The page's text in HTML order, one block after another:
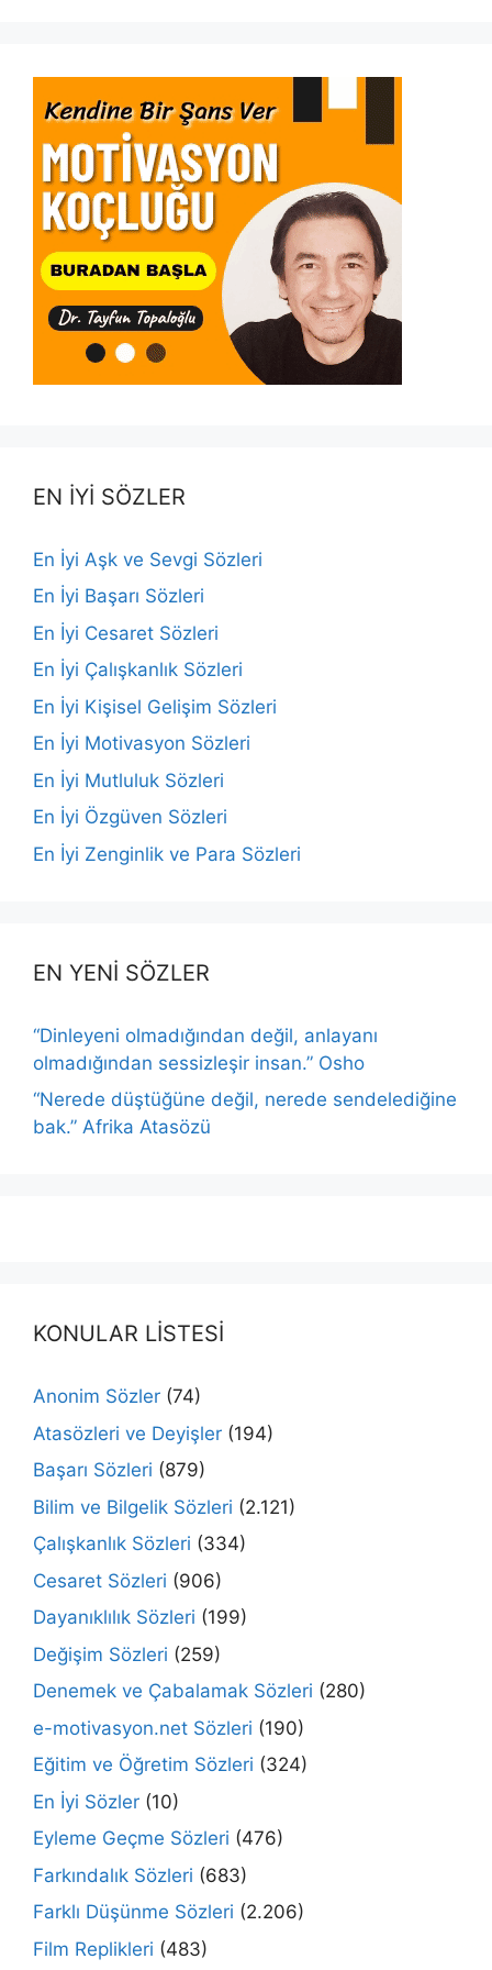
EN İYİ SÖZLER
En İyi Aşk ve Sevgi Sözleri
En İyi Başarı Sözleri
En İyi Cesaret Sözleri
En İyi Çalışkanlık Sözleri
En İyi Kişisel Gelişim Sözleri
En İyi Motivasyon Sözleri
En İyi Mutluluk Sözleri
En İyi Özgüven Sözleri
En İyi Zenginlik ve Para Sözleri
EN YENİ SÖZLER
“Dinleyeni olmadığından değil, anlayanı
olmadığından sessizleşir insan.” Osho
“Nerede düştüğüne değil, nerede sendelediğine
bak.” Afrika Atasözü
KONULAR LİSTESİ
Anonim Sözler (74)
Atasözleri ve Deyişler (194)
Başarı Sözleri (879)
Bilim ve Bilgelik Sözleri (2.121)
Çalışkanlık Sözleri (334)
Cesaret Sözleri (906)
Dayanıklılık Sözleri (199)
Değişim Sözleri (259)
Denemek ve Çabalamak Sözleri (280)
e-motivasyon.net Sözleri (190)
Eğitim ve Öğretim Sözleri (324)
En İyi Sözler (10)
Eyleme Geçme Sözleri (476)
Farkındalık Sözleri (683)
Farklı Düşünme Sözleri (2.206)
Film Replikleri (483)